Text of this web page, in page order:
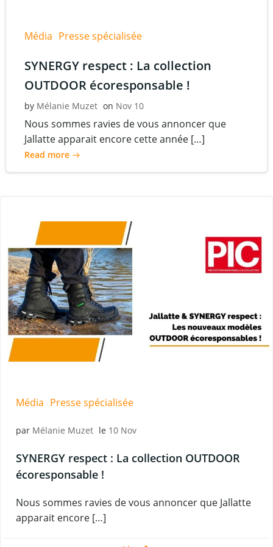
Média Presse spécialisée
SYNERGY respect : La collection
OUTDOOR écoresponsable !
by Mélanie Muzet on Nov 10
Nous sommes ravies de vous annoncer que
Jallatte apparait encore cette année […]
Read more
Média Presse spécialisée
par Mélanie Muzet le 10 Nov
SYNERGY respect : La collection OUTDOOR
écoresponsable !
Nous sommes ravies de vous annoncer que Jallatte
apparait encore […]